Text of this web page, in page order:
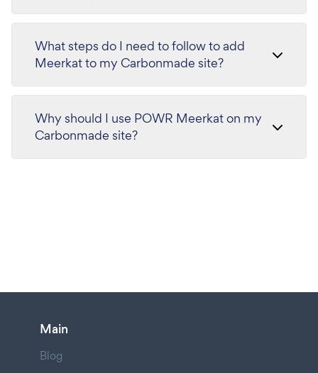
What steps do I need to follow to add
Meerkat to my Carbonmade site?
Why should I use POWR Meerkat on my
Carbonmade site?
Main
Blog